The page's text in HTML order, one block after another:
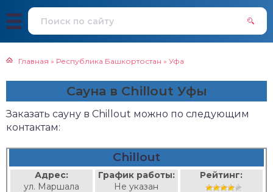
Главная » Республика Башкортостан » Уфа
Сауна в Chillout Уфы
Заказать сауну в Chillout можно по следующим
контактам:
Chillout
Адрес:
ул. Маршала
График работы:
Не указан
Рейтинг: